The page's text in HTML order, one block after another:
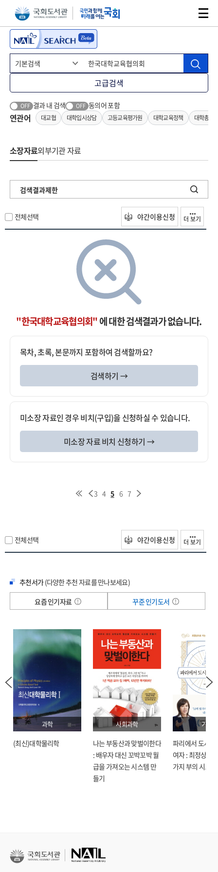
본문 바로가기주메뉴 바로가기
고급검색
OFF 결과 내 검색 OFF 동의어 포함
연관어 대교협 대학입시상담 고등교육평가원 대학교육정책 대학총장
소장자료외부기관 자료
검색결과제한
전체선택 야간이용신청 더 보기
"한국대학교육협의회"에 대한 검색결과가 없습니다.
목차, 초록, 본문까지 포함하여 검색할까요?
검색하기 →
미소장 자료인 경우 비치(구입)을 신청하실 수 있습니다.
미소장 자료 비치 신청하기 →
3 4 5 6 7
전체선택 야간이용신청 더 보기
추천서가(다양한 추천 자료를 만나보세요)
요즘 인기자료
꾸준 인기도서
과학
(최신)대학물리학
사회과학
나는 부동산과 맞벌이한다
: 배우자 대신 꼬박꼬박 월
급을 가져오는 시스템 만
들기
기술
파리에서 도시락
여자 : 최정상으
가지 부의 시크릿